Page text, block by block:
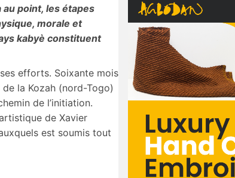
point, les étapes
morale et
kabyè constituent
efforts. Soixante mois
la Kozah (nord-Togo)
de l’initiation.
de Xavier
est soumis tout